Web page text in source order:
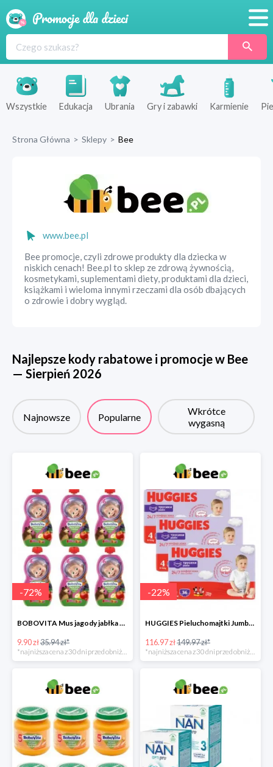
Produkty
Sklepy
Wszystkie Edukacja Ubrania Gry i zabawki Karmienie
Strona Główna > Sklepy > Bee
www.bee.pl
Bee promocje, czyli zdrowe produkty dla dziecka w
niskich cenach! Bee.pl to sklep ze zdrową żywnością,
kosmetykami, suplementami diety, produktami dla dzieci,
książkami i wieloma innymi rzeczami dla osób dbających
o zdrowie i dobry wygląd.
Najlepsze kody rabatowe i promocje w Bee
— Sierpień 2026
Najnowsze Popularne
Wkrótce
wygasną
-72%
BOBOVITA Mus jagody jabłka banan 6 sztuk
9.90 zł35.94 zł*
*najniższa cena z 30 dni przed obniżką
-22%
HUGGIES Pieluchomajtki Jumbo 4 3x36szt.
116.97 zł149.97 zł*
*najniższa cena z 30 dni przed obniżką